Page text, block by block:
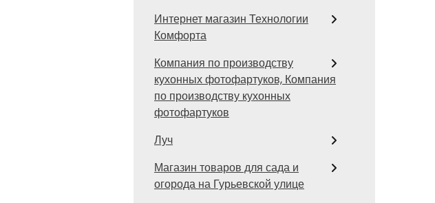
Интернет магазин Технологии
Комфорта
Компания по производству
кухонных фотофартуков, Компания
по производству кухонных
фотофартуков
Луч
Магазин товаров для сада и
огорода на Гурьевской улице